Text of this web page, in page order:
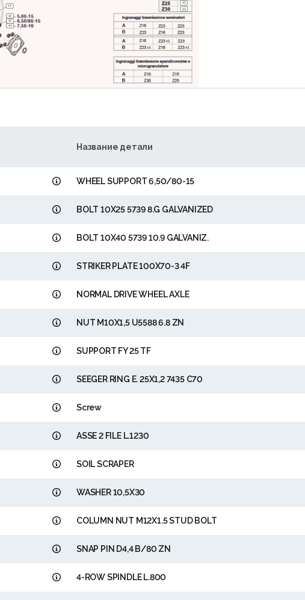
13
13
14
43
44
64
Название детали
WHEEL SUPPORT 6,50/80-15
BOLT 10X25 5739 8.G GALVANIZED
BOLT 10X40 5739 10.9 GALVANIZ.
STRIKER PLATE 100X70-3 4F
NORMAL DRIVE WHEEL AXLE
NUT M10X1,5 U5588 6.8 ZN
SUPPORT FY 25 TF
SEEGER RING E. 25X1,2 7435 C70
Screw
ASSE 2 FILE L.1230
SOIL SCRAPER
WASHER 10,5X30
COLUMN NUT M12X1.5 STUD BOLT
SNAP PIN D4,4 B/80 ZN
4-ROW SPINDLE L.800